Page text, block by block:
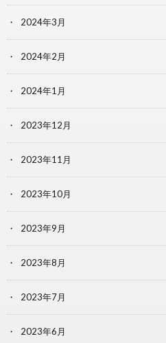
2024年3月
2024年2月
2024年1月
2023年12月
2023年11月
2023年10月
2023年9月
2023年8月
2023年7月
2023年6月